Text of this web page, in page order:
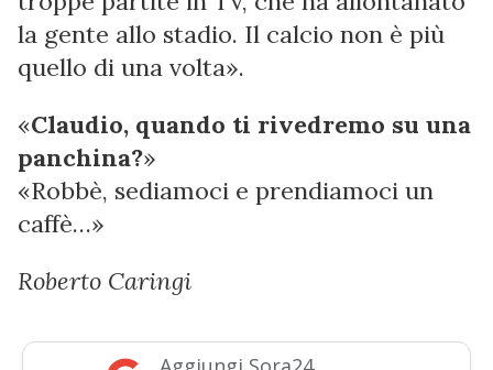
la gente allo stadio. Il calcio non è più
quello di una volta».
«Claudio, quando ti rivedremo su una
panchina?»
«Robbè, sediamoci e prendiamoci un
caffè…»
Roberto Caringi